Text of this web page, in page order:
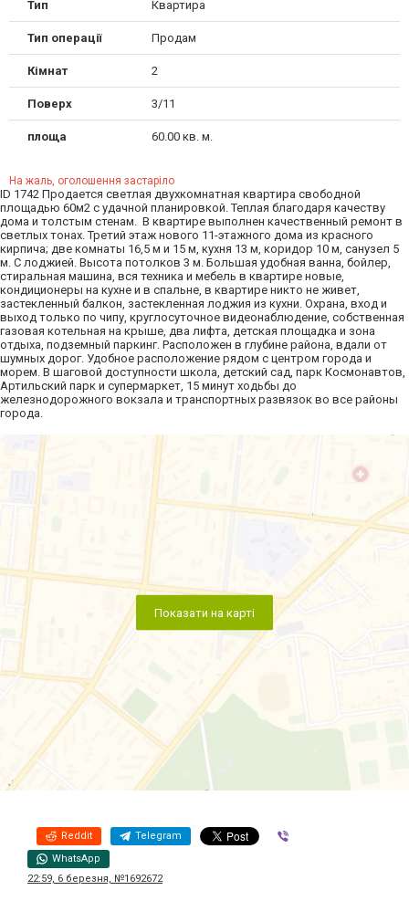
Тип Квартира
Тип операції Продам
Кімнат 2
Поверх 3/11
площа 60.00 кв. м.
На жаль, оголошення застаріло
ID 1742 Продается светлая двухкомнатная квартира свободной
площадью 60м2 с удачной планировкой. Теплая благодаря качеству
дома и толстым стенам. В квартире выполнен качественный ремонт в
светлых тонах. Третий этаж нового 11-этажного дома из красного
кирпича; две комнаты 16,5 м и 15 м, кухня 13 м, коридор 10 м, санузел 5
м. С лоджией. Высота потолков 3 м. Большая удобная ванна, бойлер,
стиральная машина, вся техника и мебель в квартире новые,
кондиционеры на кухне и в спальне, в квартире никто не живет,
застекленный балкон, застекленная лоджия из кухни. Охрана, вход и
выход только по чипу, круглосуточное видеонаблюдение, собственная
газовая котельная на крыше, два лифта, детская площадка и зона
отдыха, подземный паркинг. Расположен в глубине района, вдали от
шумных дорог. Удобное расположение рядом с центром города и
морем. В шаговой доступности школа, детский сад, парк Космонавтов,
Артильский парк и супермаркет, 15 минут ходьбы до
железнодорожного вокзала и транспортных развязок во все районы
города.
Показати на карті
Reddit Telegram
WhatsApp
22:59, 6 березня, №1692672